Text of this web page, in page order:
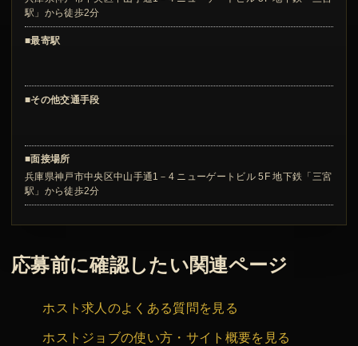
駅」から徒歩2分
■最寄駅
■その他交通手段
■面接場所
兵庫県神戸市中央区中山手通1－4 ニューゲートビル 5F 地下鉄「三宮
駅」から徒歩2分
応募前に確認したい関連ページ
ホスト求人のよくある質問を見る
ホストジョブの使い方・サイト概要を見る